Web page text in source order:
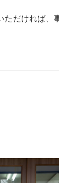
ただければ、